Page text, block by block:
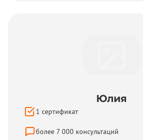
Юлия
1 сертификат
более 7 000 консультаций